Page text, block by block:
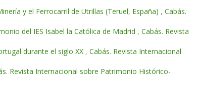
y el Ferrocarril de Utrillas (Teruel, España) , Cabás.
del IES Isabel la Católica de Madrid , Cabás. Revista
durante el siglo XX , Cabás. Revista Internacional
Revista Internacional sobre Patrimonio Histórico-